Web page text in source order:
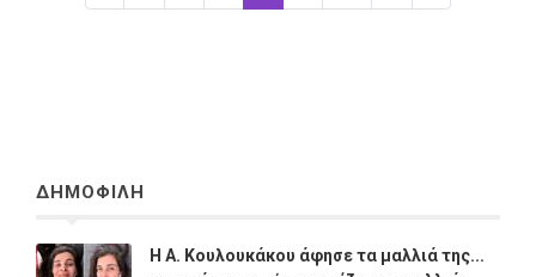
ΔΗΜΟΦΙΛΗ
Η A. Κουλουκάκου άφησε τα μαλλιά της...